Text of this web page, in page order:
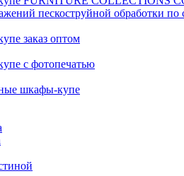
пескоструйной обработки по
заказ оптом
с фотопечатью
шкафы-купе